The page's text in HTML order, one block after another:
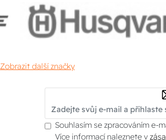
Zobrazit další značky
Souhlasím se zpracováním e-
Více informací naleznete v